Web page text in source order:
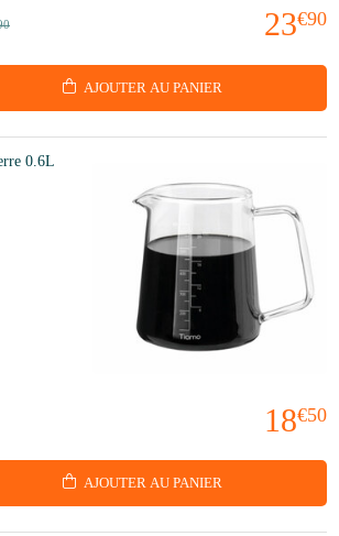
23€90
AJOUTER AU PANIER
0.6L
18€50
AJOUTER AU PANIER